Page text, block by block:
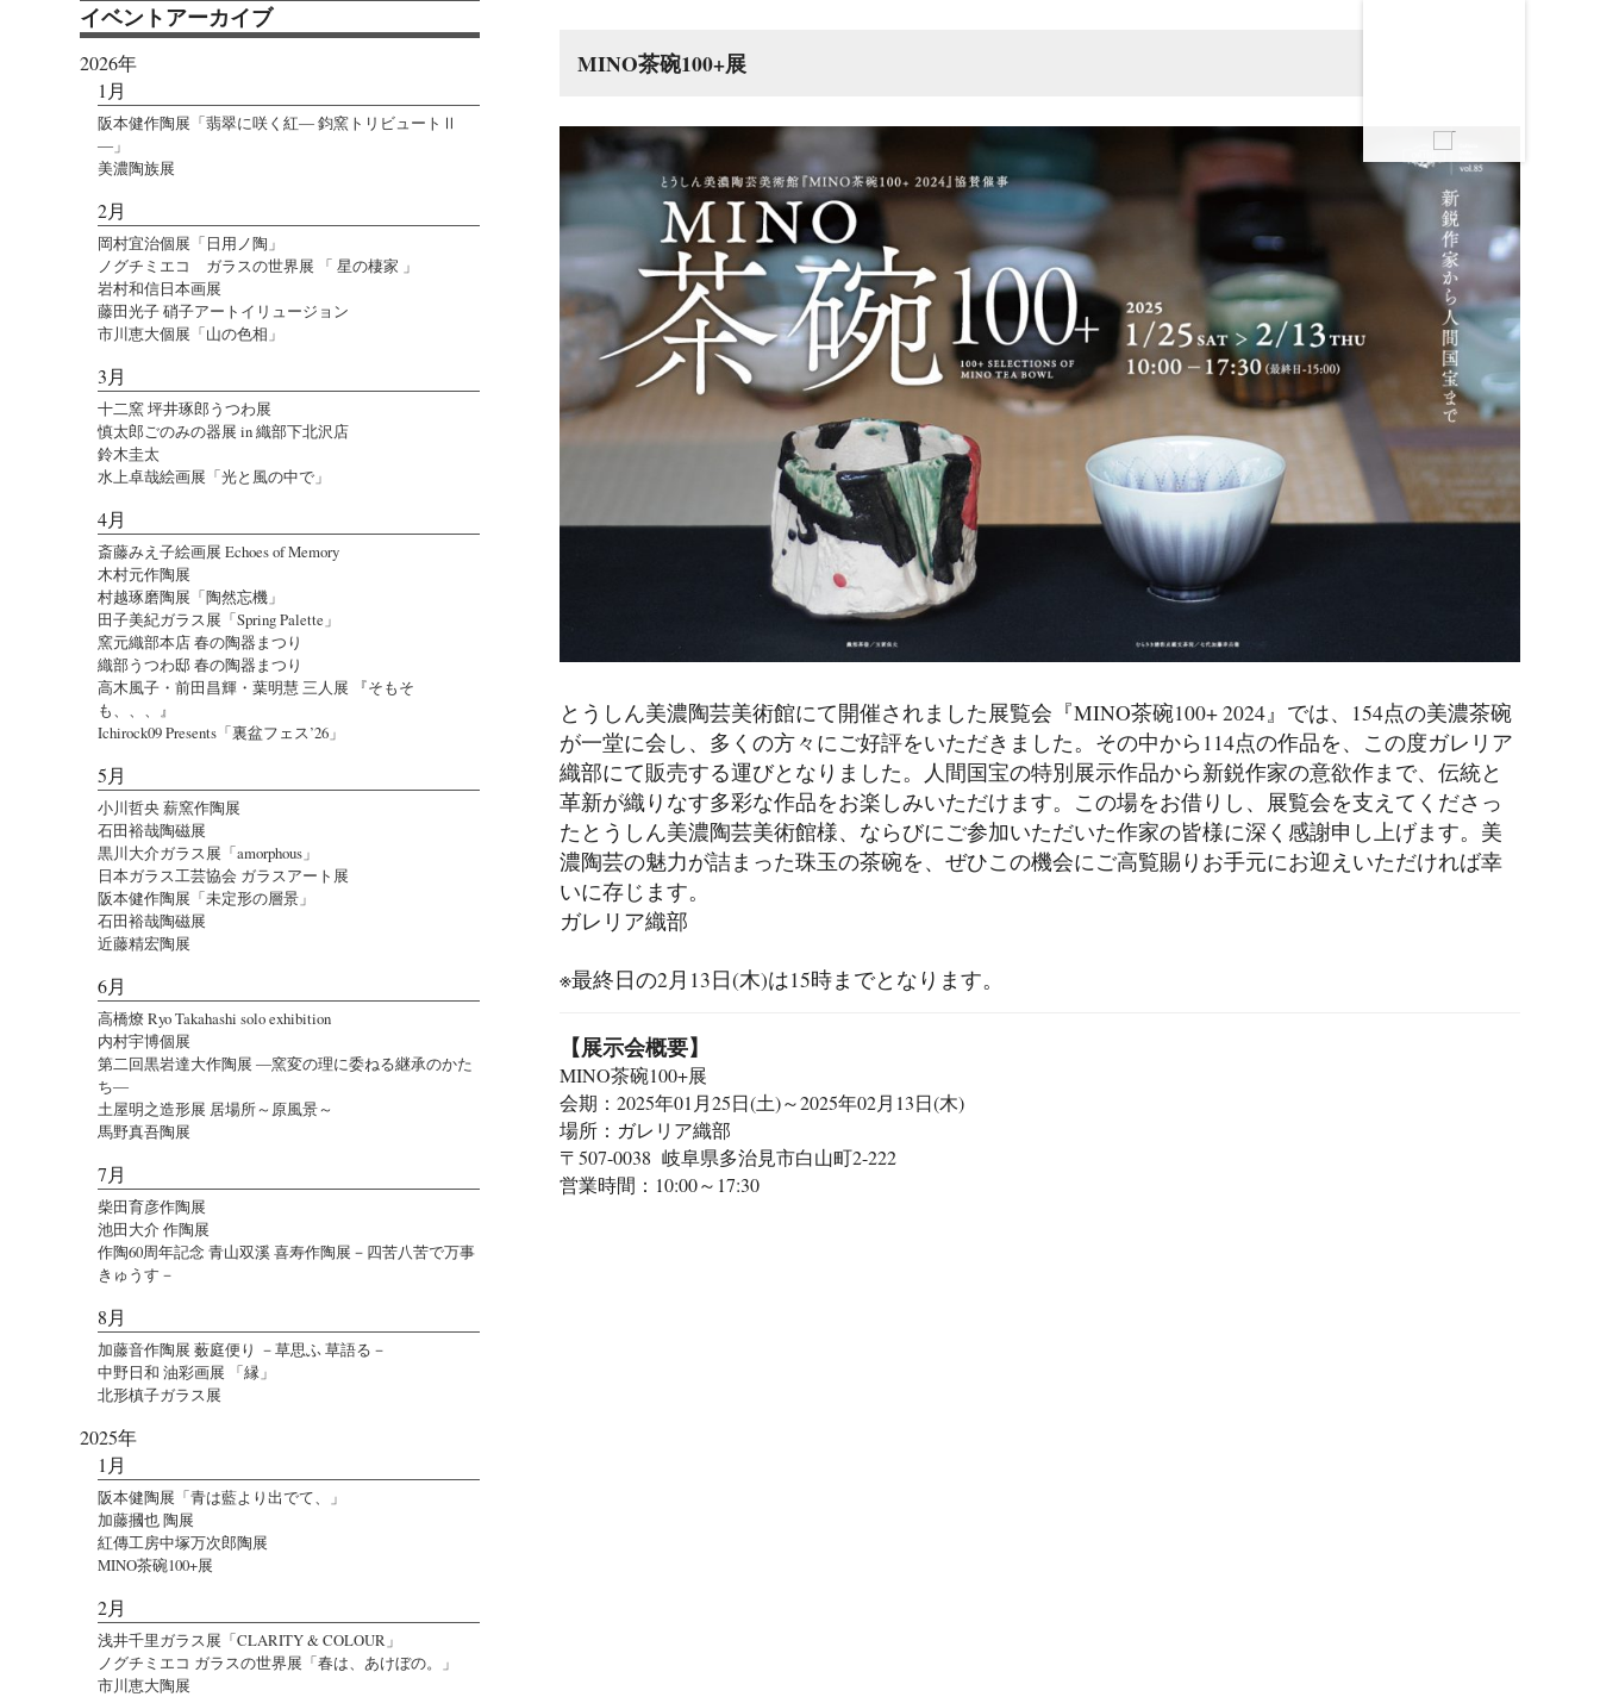
MINO茶碗100+展
とうしん美濃陶芸美術館にて開催されました展覧会『MINO茶碗100+ 2024』では、154点の美濃茶碗
が一堂に会し、多くの方々にご好評をいただきました。その中から114点の作品を、この度ガレリア
織部にて販売する運びとなりました。人間国宝の特別展示作品から新鋭作家の意欲作まで、伝統と
革新が織りなす多彩な作品をお楽しみいただけます。この場をお借りし、展覧会を支えてくださっ
たとうしん美濃陶芸美術館様、ならびにご参加いただいた作家の皆様に深く感謝申し上げます。美
濃陶芸の魅力が詰まった珠玉の茶碗を、ぜひこの機会にご高覧賜りお手元にお迎えいただければ幸
いに存じます。
ガレリア織部
※最終日の2月13日(木)は15時までとなります。
【展示会概要】
MINO茶碗100+展
会期：2025年01月25日(土)～2025年02月13日(木)
場所：ガレリア織部
〒507-0038 岐阜県多治見市白山町2-222
営業時間：10:00～17:30
イベントアーカイブ
2026年
1月
阪本健作陶展「翡翠に咲く紅― 鈞窯トリビュートⅡ
―」
美濃陶族展
2月
岡村宜治個展「日用ノ陶」
ノグチミエコ ガラスの世界展 「 星の棲家 」
岩村和信日本画展
藤田光子 硝子アートイリュージョン
市川恵大個展「山の色相」
3月
十二窯 坪井琢郎うつわ展
慎太郎ごのみの器展 in 織部下北沢店
鈴木圭太
水上卓哉絵画展「光と風の中で」
4月
斎藤みえ子絵画展 Echoes of Memory
木村元作陶展
村越琢磨陶展「陶然忘機」
田子美紀ガラス展「Spring Palette」
窯元織部本店 春の陶器まつり
織部うつわ邸 春の陶器まつり
高木風子・前田昌輝・葉明慧 三人展 『そもそ
も、、、』
Ichirock09 Presents「裏盆フェス’26」
5月
小川哲央 薪窯作陶展
石田裕哉陶磁展
黒川大介ガラス展「amorphous」
日本ガラス工芸協会 ガラスアート展
阪本健作陶展「未定形の層景」
石田裕哉陶磁展
近藤精宏陶展
6月
高橋燎 Ryo Takahashi solo exhibition
内村宇博個展
第二回黒岩達大作陶展 ―窯変の理に委ねる継承のかた
ち―
土屋明之造形展 居場所～原風景～
馬野真吾陶展
7月
柴田育彦作陶展
池田大介 作陶展
作陶60周年記念 青山双溪 喜寿作陶展－四苦八苦で万事
きゅうす－
8月
加藤音作陶展 薮庭便り －草思ふ 草語る－
中野日和 油彩画展 「縁」
北形槙子ガラス展
2025年
1月
阪本健陶展「青は藍より出でて、」
加藤摑也 陶展
紅傳工房中塚万次郎陶展
MINO茶碗100+展
2月
浅井千里ガラス展「CLARITY & COLOUR」
ノグチミエコ ガラスの世界展「春は、あけぼの。」
市川恵大陶展